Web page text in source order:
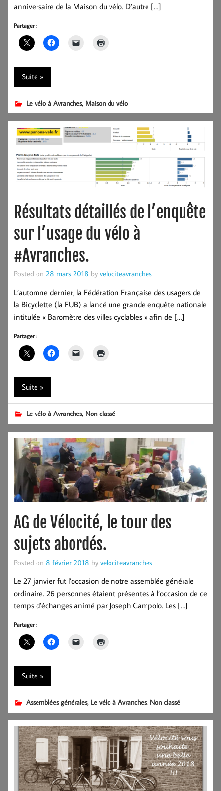
anniversaire de la Maison du vélo. D’autre […]
Partager :
Suite »
Le vélo à Avranches, Maison du vélo
Résultats détaillés de l’enquête
sur l’usage du vélo à
#Avranches.
Posted on 28 mars 2018 by velociteavranches
L’automne dernier, la Fédération Française des usagers de
la Bicyclette (la FUB) a lancé une grande enquête nationale
intitulée « Baromètre des villes cyclables » afin de […]
Partager :
Suite »
Le vélo à Avranches, Non classé
AG de Vélocité, le tour des
sujets abordés.
Posted on 8 février 2018 by velociteavranches
Le 27 janvier fut l’occasion de notre assemblée générale
ordinaire. 26 personnes étaient présentes à l’occasion de ce
temps d’échanges animé par Joseph Campolo. Les […]
Partager :
Suite »
Assemblées générales, Le vélo à Avranches, Non classé